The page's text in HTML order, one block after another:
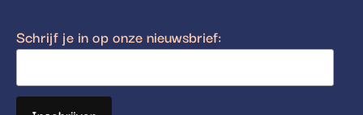
Schrijf je in op onze nieuwsbrief: